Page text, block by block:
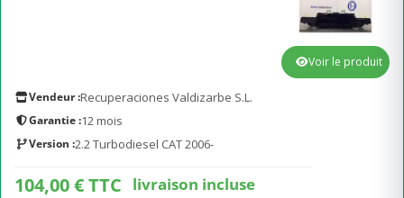
Vendeur :Recuperaciones Valdizarbe S.L.
Garantie :12 mois
Version :2.2 Turbodiesel CAT 2006-
104,00 € TTC livraison incluse
Voir le produit